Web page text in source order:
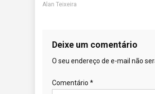
Alan Teixeira
Deixe um comentário
O seu endereço de e-mail não
Comentário *